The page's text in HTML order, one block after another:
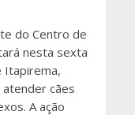
do Centro de
nesta sexta
Itapirema,
cães
A ação